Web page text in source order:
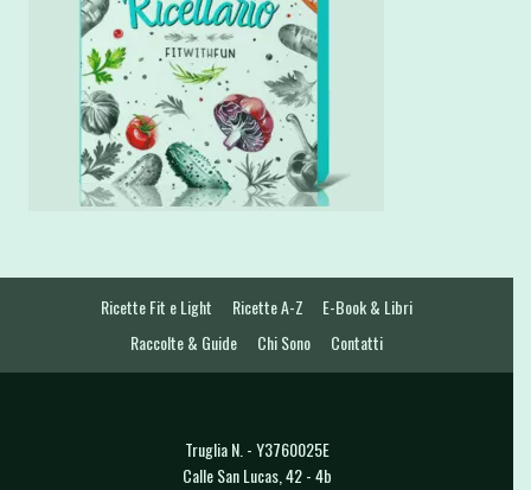
Ricette Fit e Light Ricette A-Z
E-Book & Libri
Raccolte & Guide
Chi Sono Contatti
Truglia N. - Y3760025E
Calle San Lucas, 42 - 4b